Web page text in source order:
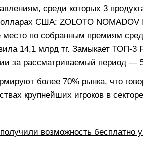
среди которых 3
США: ZOLOTO NOMADOV
место по собранным премиям
14,1 млрд тг. Замыкает ТОП-3
за рассматриваемый период —
более 70% рынка, что
крупнейших игроков в
возможность бесплатно